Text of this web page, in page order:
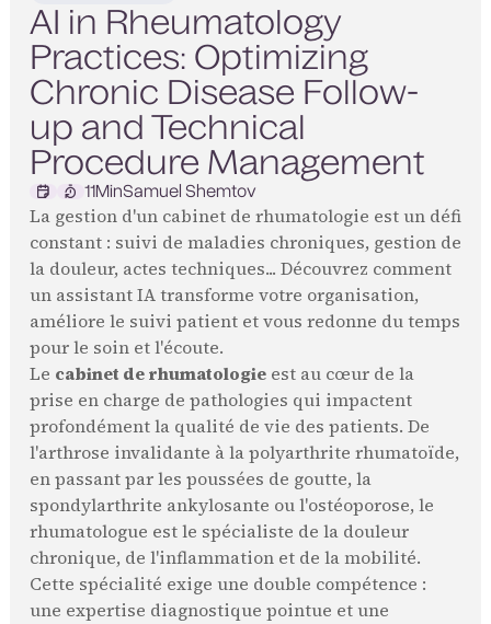
AI in Rheumatology
Practices: Optimizing
Chronic Disease Follow-
up and Technical
Procedure Management
11MinSamuel Shemtov
La gestion d'un cabinet de rhumatologie est un défi
constant : suivi de maladies chroniques, gestion de
la douleur, actes techniques... Découvrez comment
un assistant IA transforme votre organisation,
améliore le suivi patient et vous redonne du temps
pour le soin et l'écoute.
Le cabinet de rhumatologieest au cœur de la
prise en charge de pathologies qui impactent
profondément la qualité de vie des patients. De
l'arthrose invalidante à la polyarthrite rhumatoïde,
en passant par les poussées de goutte, la
spondylarthrite ankylosante ou l'ostéoporose, le
rhumatologue est le spécialiste de la douleur
chronique, de l'inflammation et de la mobilité.
Cette spécialité exige une double compétence :
une expertise diagnostique pointue et une